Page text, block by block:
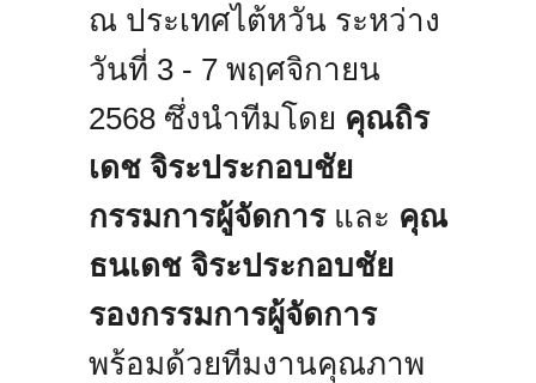
ณ ประเทศไต้หวัน ระหว่าง
วันที่ 3 - 7 พฤศจิกายน
2568 ซึ่งนำทีมโดย คุณถิร
เดช จิระประกอบชัย
กรรมการผู้จัดการและ คุณ
ธนเดช จิระประกอบชัย
รองกรรมการผู้จัดการ
พร้อมด้วยทีมงานคุณภาพ